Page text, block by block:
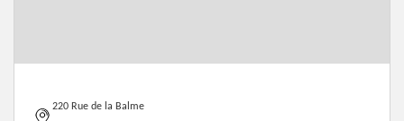
220 Rue de la Balme